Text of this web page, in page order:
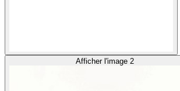
Afficher l'image 2